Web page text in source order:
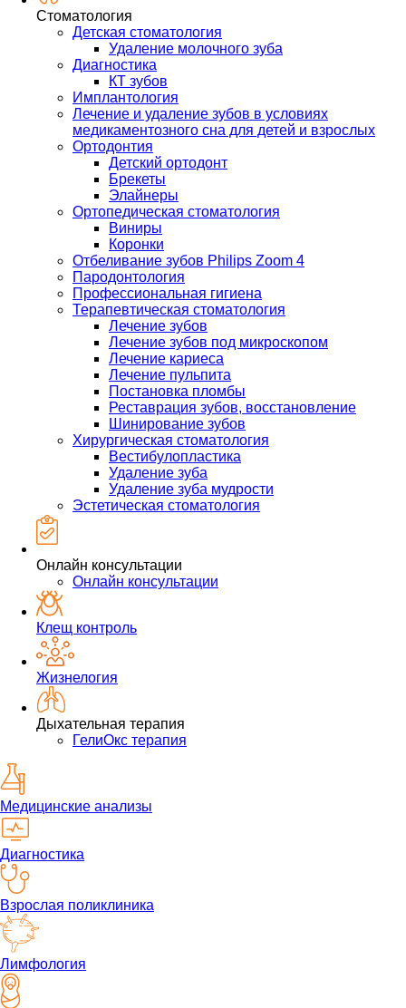
Стоматология
Детская стоматология
Удаление молочного зуба
Диагностика
КТ зубов
Имплантология
Лечение и удаление зубов в условиях
медикаментозного сна для детей и взрослых
Ортодонтия
Детский ортодонт
Брекеты
Элайнеры
Ортопедическая стоматология
Виниры
Коронки
Отбеливание зубов Philips Zoom 4
Пародонтология
Профессиональная гигиена
Терапевтическая стоматология
Лечение зубов
Лечение зубов под микроскопом
Лечение кариеса
Лечение пульпита
Постановка пломбы
Реставрация зубов, восстановление
Шинирование зубов
Хирургическая стоматология
Вестибулопластика
Удаление зуба
Удаление зуба мудрости
Эстетическая стоматология
Онлайн консультации
Онлайн консультации
Клещ контроль
Жизнелогия
Дыхательная терапия
ГелиОкс терапия
Медицинские анализы
Диагностика
Взрослая поликлиника
Лимфология